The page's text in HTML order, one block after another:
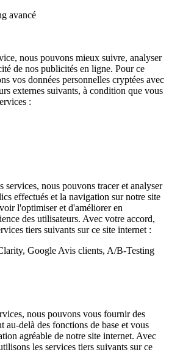
avancé
nous pouvons mieux suivre, analyser
de nos publicités en ligne. Pour ce
vos données personnelles cryptées avec
externes suivants, à condition que vous
:
services, nous pouvons tracer et analyser
effectués et la navigation sur notre site
l'optimiser et d'améliorer en
des utilisateurs. Avec votre accord,
tiers suivants sur ce site internet :
Google Avis clients, A/B-Testing
nous pouvons vous fournir des
au-delà des fonctions de base et vous
agréable de notre site internet. Avec
les services tiers suivants sur ce